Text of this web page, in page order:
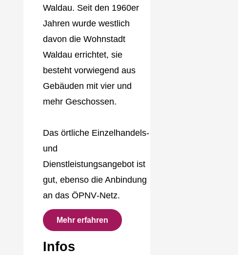
Waldau. Seit den 1960er
Jahren wurde westlich
davon die Wohnstadt
Waldau errichtet, sie
besteht vorwiegend aus
Gebäuden mit vier und
mehr Geschossen.
Das örtliche Einzelhandels‐
und
Dienstleistungsangebot ist
gut, ebenso die Anbindung
an das ÖPNV‐Netz.
Mehr erfahren
Infos